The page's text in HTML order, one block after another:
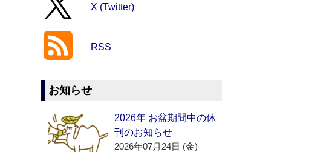
X (Twitter)
RSS
お知らせ
2026年 お盆期間中の休
刊のお知らせ
2026年07月24日 (金)